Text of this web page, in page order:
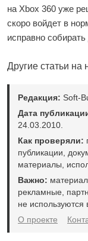
на Xbox 360 уже
скоро войдет в
исправно
Другие статьи на
Редакция: Soft-
Дата
24.03.2010.
Как проверяли:
публикации,
материалы,
Важно:
рекламные,
не используются
О проекте